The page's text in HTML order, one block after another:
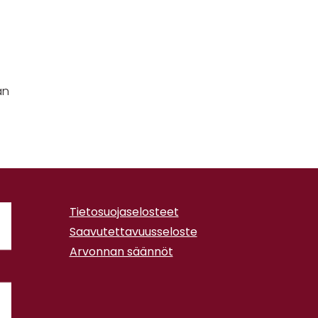
Tietosuojaselosteet
Saavutettavuusseloste
Arvonnan säännöt